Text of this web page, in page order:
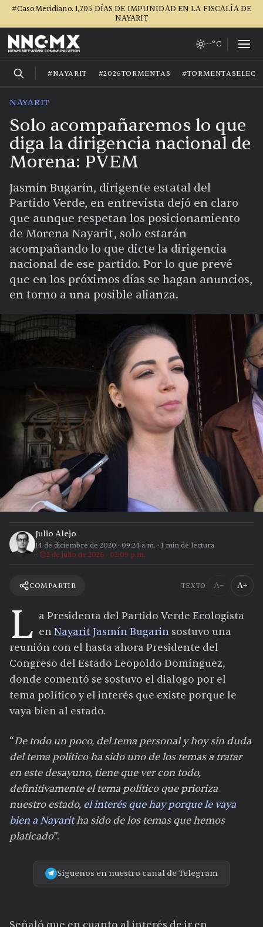
#CasoMeridiano. 1,705 DÍAS DE IMPUNIDAD EN LA FISCALÍA DE
NAYARIT
--°C
#NAYARIT #2026TORMENTAS
NAYARIT
Solo acompañaremos lo que
diga la dirigencia nacional de
Morena: PVEM
Jasmín Bugarín, dirigente estatal del
Partido Verde, en entrevista dejó en claro
que aunque respetan los posicionamiento
de Morena Nayarit, solo estarán
acompañando lo que dicte la dirigencia
nacional de ese partido. Por lo que prevé
que en los próximos días se hagan anuncios,
en torno a una posible alianza.
Julio Alejo
14 de diciembre de 2020 · 09:24 a.m. · 1 min de lectura
2 de julio de 2026 · 02:09 p.m.
COMPARTIR TEXTO A− A+
L a Presidenta del Partido Verde Ecologista
enNayaritJasmín Bugarin sostuvo una
reunión con el hasta ahora Presidente del
Congreso del Estado Leopoldo Domínguez,
donde comentó se sostuvo el dialogo por el
tema político y el interés que existe porque le
vaya bien al estado.
“De todo un poco, del tema personal y hoy sin duda
del tema político ha sido uno de los temas a tratar
en este desayuno, tiene que ver con todo,
definitivamente el tema político que prioriza
nuestro estado, el interés que hay porque le vaya
bien a Nayaritha sido de los temas que hemos
platicado”.
Síguenos en nuestro canal de Telegram